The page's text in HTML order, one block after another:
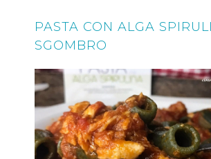
PASTA CON ALGA
SGOMBRO